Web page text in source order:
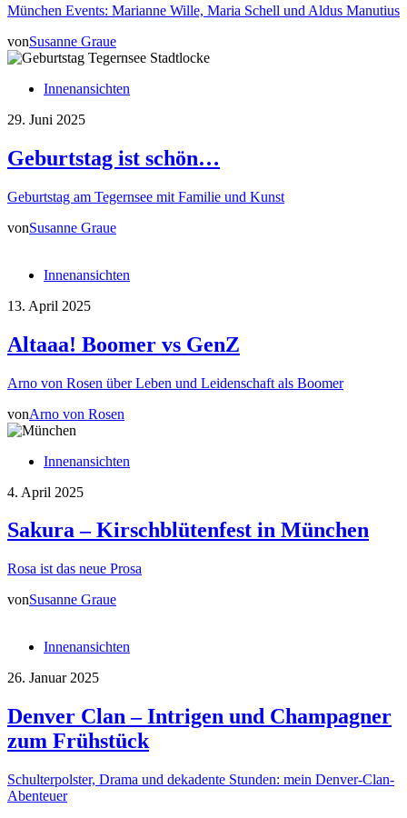
München Events: Marianne Wille, Maria Schell und Aldus Manutius
vonSusanne Graue
Innenansichten
29. Juni 2025
Geburtstag ist schön…
Geburtstag am Tegernsee mit Familie und Kunst
vonSusanne Graue
Innenansichten
13. April 2025
Altaaa! Boomer vs GenZ
Arno von Rosen über Leben und Leidenschaft als Boomer
vonArno von Rosen
Innenansichten
4. April 2025
Sakura – Kirschblütenfest in München
Rosa ist das neue Prosa
vonSusanne Graue
Innenansichten
26. Januar 2025
Denver Clan – Intrigen und Champagner
zum Frühstück
Schulterpolster, Drama und dekadente Stunden: mein Denver-Clan-
Abenteuer